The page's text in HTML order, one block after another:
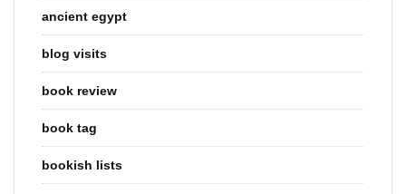
ancient egypt
blog visits
book review
book tag
bookish lists